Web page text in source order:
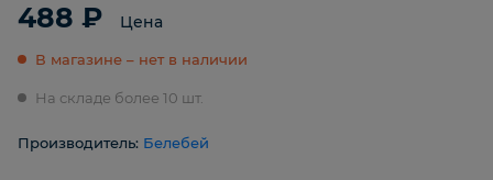
488 ₽ Цена
В магазине – нет в наличии
На складе более 10 шт.
Производитель: Белебей